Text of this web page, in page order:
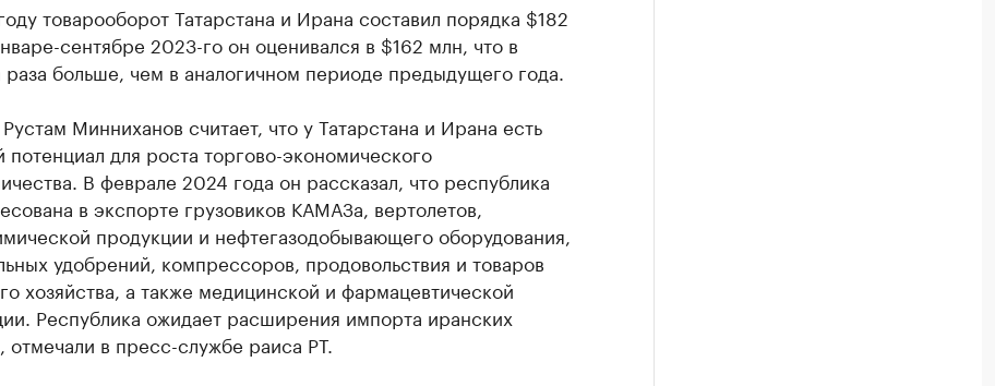
товарооборот Татарстана и Ирана составил порядка $182
сентябре 2023-го он оценивался в $162 млн, что в
раза больше, чем в аналогичном периоде предыдущего года.
Минниханов считает, что у Татарстана и Ирана есть
потенциал для роста торгово-экономического
В феврале 2024 года он рассказал, что республика
в экспорте грузовиков КАМАЗа, вертолетов,
продукции и нефтегазодобывающего оборудования,
удобрений, компрессоров, продовольствия и товаров
хозяйства, а также медицинской и фармацевтической
Республика ожидает расширения импорта иранских
отмечали в пресс-службе раиса РТ.